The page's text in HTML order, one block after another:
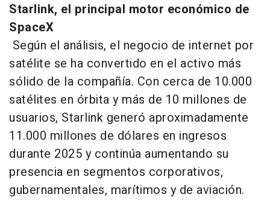
Starlink, el principal motor económico de
SpaceX
Según el análisis, el negocio de internet por
satélite se ha convertido en el activo más
sólido de la compañía. Con cerca de 10.000
satélites en órbita y más de 10 millones de
usuarios, Starlink generó aproximadamente
11.000 millones de dólares en ingresos
durante 2025 y continúa aumentando su
presencia en segmentos corporativos,
gubernamentales, marítimos y de aviación.